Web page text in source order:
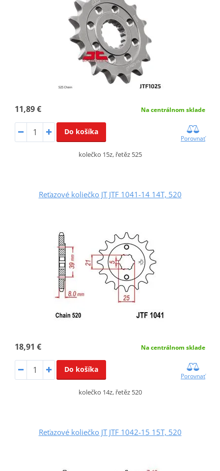
11,89 € Na centrálnom sklade
Do košíka
Porovnať
kolečko 15z, řetěz 525
Reťazové koliečko JT JTF 1041-14 14T, 520
18,91 € Na centrálnom sklade
Do košíka
Porovnať
kolečko 14z, řetěz 520
Reťazové koliečko JT JTF 1042-15 15T, 520